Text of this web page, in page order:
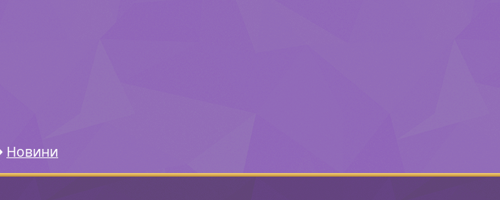
Новини